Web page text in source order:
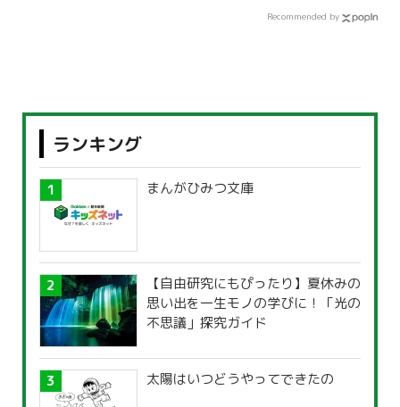
Recommended by
ランキング
まんがひみつ文庫
【自由研究にもぴったり】夏休みの
思い出を一生モノの学びに！「光の
不思議」探究ガイド
太陽はいつどうやってできたの